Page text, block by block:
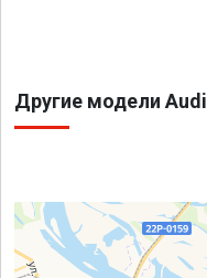
Другие модели Audi